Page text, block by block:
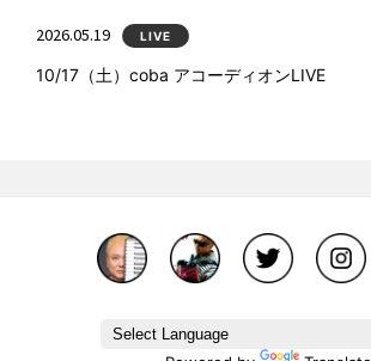
2026.05.19 LIVE
10/17（土）coba アコーディオンLIVE